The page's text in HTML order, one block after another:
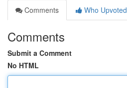
Comments
Who Upvoted
Comments
Submit a Comment
No HTML